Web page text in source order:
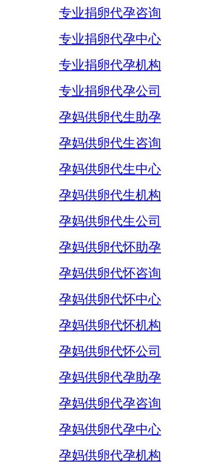
专业捐卵代孕咨询
专业捐卵代孕中心
专业捐卵代孕机构
专业捐卵代孕公司
孕妈供卵代生助孕
孕妈供卵代生咨询
孕妈供卵代生中心
孕妈供卵代生机构
孕妈供卵代生公司
孕妈供卵代怀助孕
孕妈供卵代怀咨询
孕妈供卵代怀中心
孕妈供卵代怀机构
孕妈供卵代怀公司
孕妈供卵代孕助孕
孕妈供卵代孕咨询
孕妈供卵代孕中心
孕妈供卵代孕机构